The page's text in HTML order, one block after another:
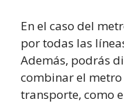
En el caso del
por todas las
Además, podrás
combinar el
transporte, como